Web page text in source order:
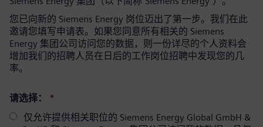
您已向新的 Siemens Energy 岗位迈出了第一步。我们在此
邀请您填写申请表。如果您同意所有相关的 Siemens
Energy 集团公司访问您的数据，则一份详尽的个人资料会
增加我们的招聘人员在日后的工作岗位招聘中发现您的几
率。
请选择：
*
仅允许提供相关职位的 Siemens Energy Global GmbH &